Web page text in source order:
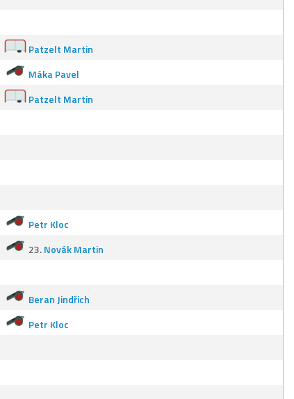
Patzelt Martin
Máka Pavel
Patzelt Martin
Petr Kloc
23.Novák Martin
Beran Jindřich
Petr Kloc